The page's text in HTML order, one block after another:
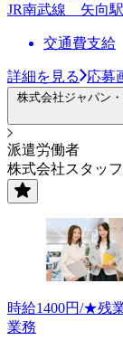
JR南武線 矢向
交通費支給
詳細を見る 応募
株式会社ジャパン
派遣労働者
株式会社スタッ
時給1400円/★残
業務